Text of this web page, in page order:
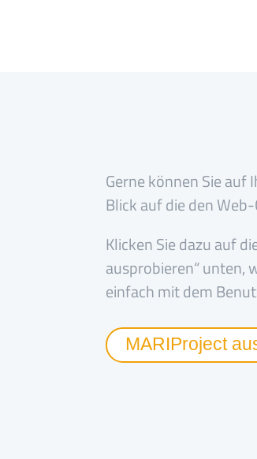
Gerne können Sie auf
Blick auf die den
Klicken Sie dazu auf
ausprobieren“ unten,
einfach mit dem
MARIProject